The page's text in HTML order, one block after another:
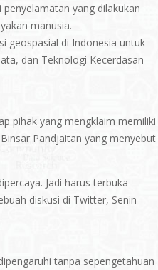
yang dilakukan
manusia.
geospasial di Indonesia untuk
dan Teknologi Kecerdasan
pihak yang mengklaim memiliki
Pandjaitan yang menyebut
Jadi harus terbuka
diskusi di Twitter, Senin
tanpa sepengetahuan